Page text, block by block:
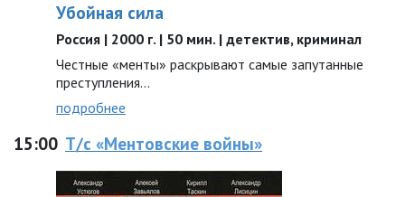
Убойная сила
Россия | 2000 г. | 50 мин. | детектив, криминал
Честные «менты» раскрывают самые запутанные
преступления...
подробнее
15:00 Т/с «Ментовские войны»